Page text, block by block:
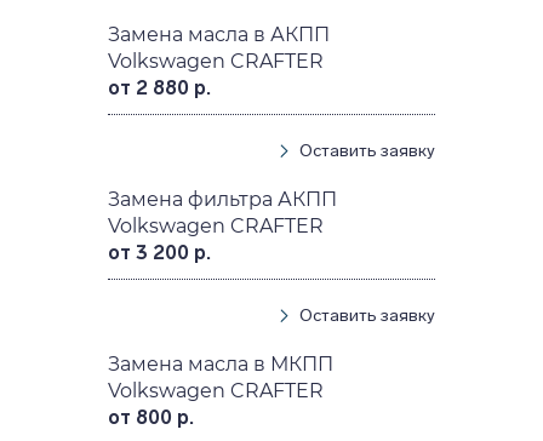
Замена масла в АКПП
Volkswagen CRAFTER
от 2 880 р.
Оставить заявку
Замена фильтра АКПП
Volkswagen CRAFTER
от 3 200 р.
Оставить заявку
Замена масла в МКПП
Volkswagen CRAFTER
от 800 р.